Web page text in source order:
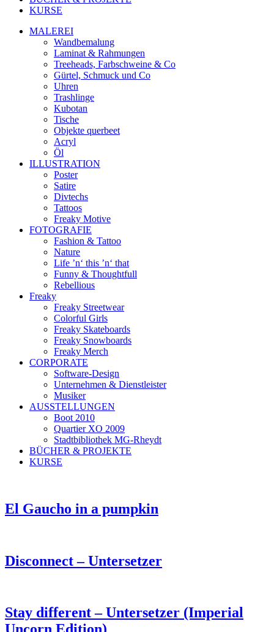
KURSE
MALEREI
Wandbemalung
Laminat & Rahmungen
Treeheads, Farbschweine & Co
Gürtel, Schmuck und Co
Uhren
Trashlinge
Kubotan
Tische
Objekte querbeet
Acryl
Öl
ILLUSTRATION
Poster
Satire
Divtechs
Tattoos
Freaky Motive
FOTOGRAFIE
Fashion & Tattoo
Nature
Life ’n‘ this ’n‘ that
Funny & Thoughtfull
Rebellious
Freaky
Freaky Streetwear
Colorful Girls
Freaky Skateboards
Freaky Snowboards
Freaky Merch
CORPORATE
Software-Design
Unternehmen & Dienstleister
Musiker
AUSSTELLUNGEN
Boot 2010
Quartier XO 2009
Stadtbibliothek MG-Rheydt
BÜCHER & PROJEKTE
KURSE
El Gaucho in a pumpkin
Disconnect – Untersetzer
Stay different – Untersetzer (Imperial